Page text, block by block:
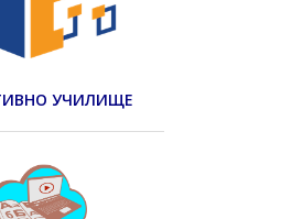
УЧИЛИЩЕ